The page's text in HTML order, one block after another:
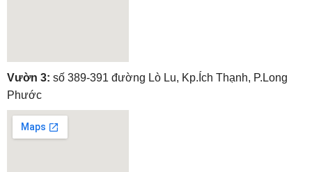
embedgooglemap.net
Vườn 3: số 389-391 đường Lò Lu, Kp.Ích Thạnh, P.Long
Phước